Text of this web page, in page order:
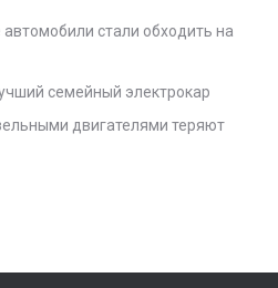
стали обходить на
семейный электрокар
двигателями теряют